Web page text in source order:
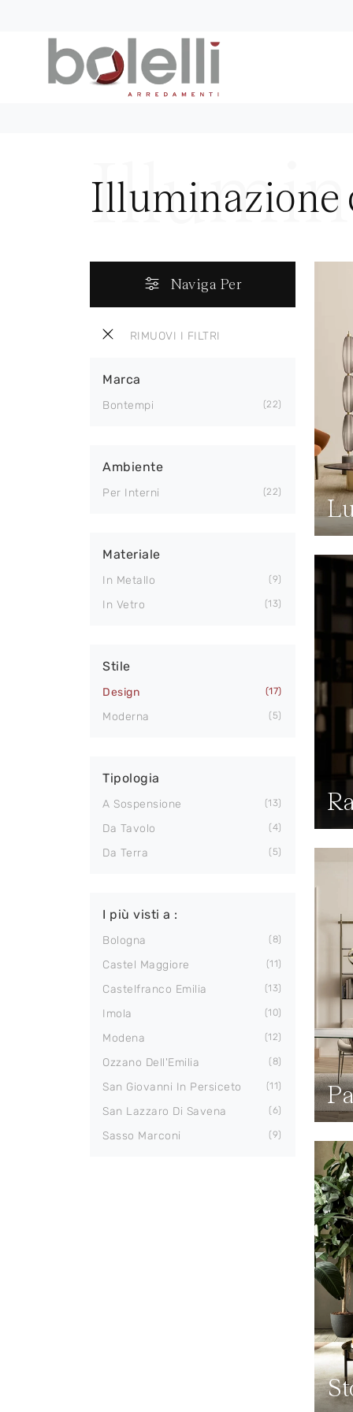
Illuminazione
Naviga Per
RIMUOVI I FILTRI
Marca
Bontempi 22
Ambiente
Per Interni 22
Materiale
In Metallo 9
In Vetro 13
Stile
Design 17
Moderna 5
Tipologia
A Sospensione 13
Da Tavolo 4
Da Terra 5
I più visti a :
Bologna 8
Castel Maggiore 11
Castelfranco Emilia 13
Imola 10
Modena 12
Ozzano Dell'Emilia 8
San Giovanni In Persiceto 11
San Lazzaro Di Savena 6
Sasso Marconi 9